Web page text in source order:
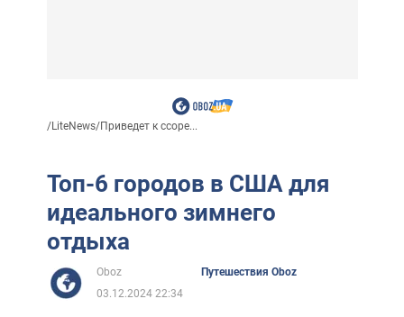
/LiteNews/Приведет к ссоре...
Топ-6 городов в США для
идеального зимнего
отдыха
Oboz
Путешествия Oboz
03.12.2024 22:34